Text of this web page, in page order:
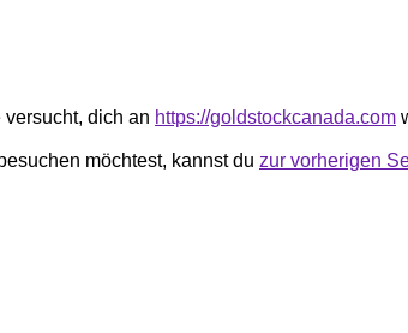
dich an https://goldstockcanada.com
möchtest, kannst du zur vorherigen